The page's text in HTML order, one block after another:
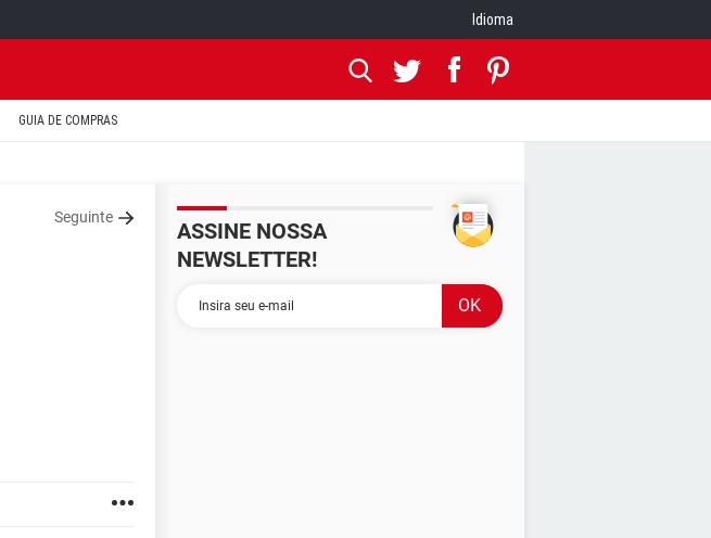
Idioma
GUIA DE COMPRAS
Seguinte
ASSINE NOSSA
NEWSLETTER!